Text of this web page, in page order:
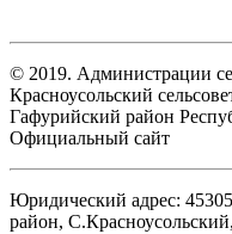
© 2019. Администрации
Красноусольский
Гафурийский район
Официальный сайт
Юридический адрес:
район,